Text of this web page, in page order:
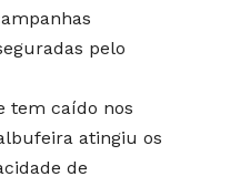
pelo
tem caído nos
atingiu os
de